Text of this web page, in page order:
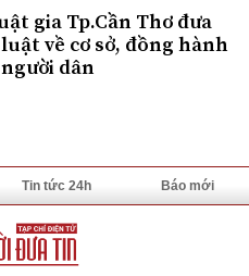
gia Tp.Cần Thơ đưa
về cơ sở, đồng hành
dân
Tin tức 24h Báo mới